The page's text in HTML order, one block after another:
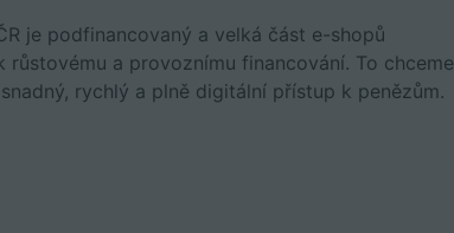
je podfinancovaný a velká část e-shopů
a provoznímu financování. To chceme
rychlý a plně digitální přístup k penězům.